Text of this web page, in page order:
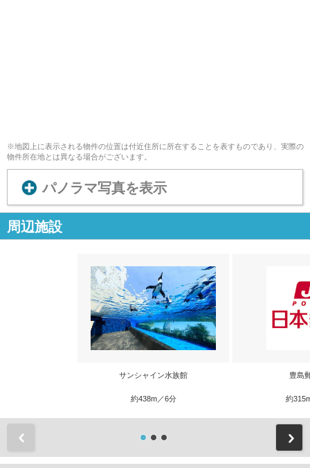
※地図上に表示される物件の位置は付近住所に所在することを表すものであり、実際の
物件所在地とは異なる場合がございます。
パノラマ写真を表示
周辺施設
サンシャイン水族館
約438m／6分
豊島
約